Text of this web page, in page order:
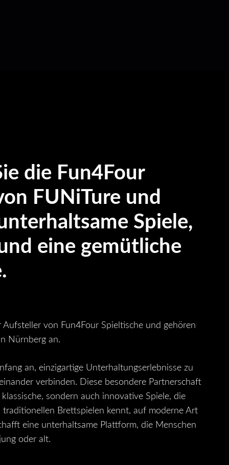
die Fun4Four
FUNiTure und
Spiele,
eine gemütliche
von Fun4Four Spieltische und gehören
Nürnberg an.
an, einzigartige Unterhaltungserlebnisse zu
verbinden. Diese besondere Partnerschaft
sondern auch innovative Spiele, die
Brettspielen kennt, auf moderne Art
eine unterhaltsame Plattform, die Menschen
oder alt.